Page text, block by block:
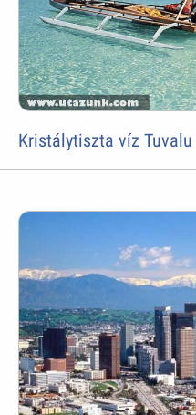
Kristálytiszta víz